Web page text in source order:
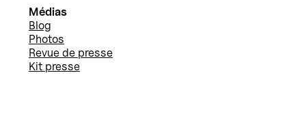
Médias
Blog
Photos
Revue de presse
Kit presse